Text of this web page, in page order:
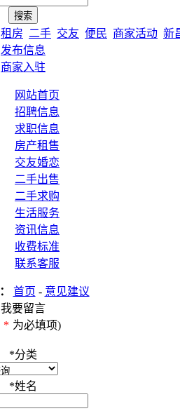
租房 二手 交友 便民 商家活动 新
发布信息
商家入驻
网站首页
招聘信息
求职信息
房产租售
交友婚恋
二手出售
二手求购
生活服务
资讯信息
收费标准
联系客服
首页 - 意见建议
我要留言
* 为必填项)
*分类
*姓名